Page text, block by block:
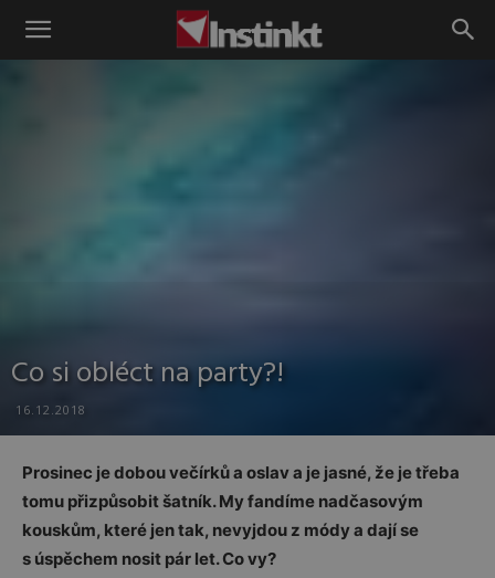
Instinkt
Co si obléct na party?!
16.12.2018
Prosinec je dobou večírků a oslav a je jasné, že je třeba
tomu přizpůsobit šatník. My fandíme nadčasovým
kouskům, které jen tak, nevyjdou z módy a dají se
s úspěchem nosit pár let. Co vy?